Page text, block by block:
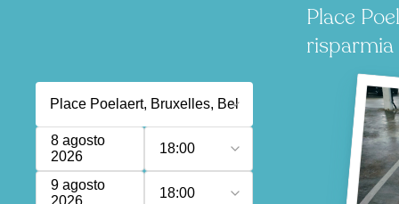
Place
risparmia
8 agosto
2026
18:00
9 agosto
2026
18:00